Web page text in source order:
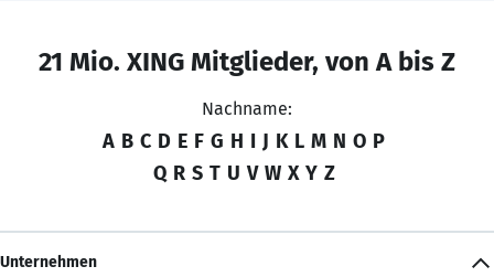
21 Mio. XING Mitglieder, von A bis Z
Nachname:
A B C D E F G H I J K L M N O P
Q R S T U V W X Y Z
Unternehmen